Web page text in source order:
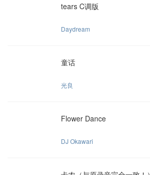
tears C调版
Daydream
童话
光良
Flower Dance
DJ Okawari